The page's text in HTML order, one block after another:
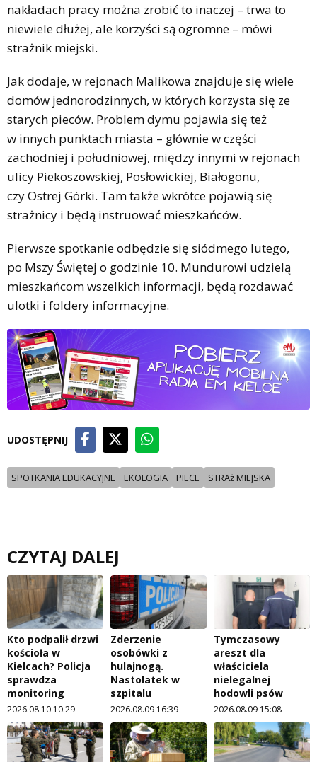
nakładach pracy można zrobić to inaczej – trwa to
niewiele dłużej, ale korzyści są ogromne – mówi
strażnik miejski.
Jak dodaje, w rejonach Malikowa znajduje się wiele
domów jednorodzinnych, w których korzysta się ze
starych pieców. Problem dymu pojawia się też
w innych punktach miasta – głównie w części
zachodniej i południowej, między innymi w rejonach
ulicy Piekoszowskiej, Posłowickiej, Białogonu,
czy Ostrej Górki. Tam także wkrótce pojawią się
strażnicy i będą instruować mieszkańców.
Pierwsze spotkanie odbędzie się siódmego lutego,
po Mszy Świętej o godzinie 10. Mundurowi udzielą
mieszkańcom wszelkich informacji, będą rozdawać
ulotki i foldery informacyjne.
UDOSTĘPNIJ
SPOTKANIA EDUKACYJNE EKOLOGIA PIECE STRAż MIEJSKA
CZYTAJ DALEJ
Kto podpalił drzwi
kościoła w
Kielcach? Policja
sprawdza
monitoring
2026.08.10 10:29
Zderzenie
osobówki z
hulajnogą.
Nastolatek w
szpitalu
2026.08.09 16:39
Tymczasowy
areszt dla
właściciela
nielegalnej
hodowli psów
2026.08.09 15:08